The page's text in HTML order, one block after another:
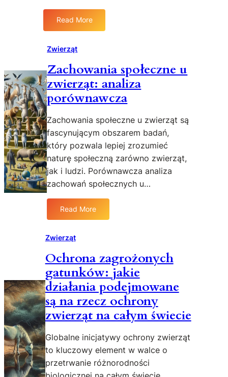
j
i
d
z
z
e
r
z
ę
t
m
w
z
ę
t
a
i
n
a
z
d
r
w
ł
o
w
i
e
k
Read More
c
r
o
n
a
a
t
u
n
k
ó
z
r
ż
o
y
c
h
ś
r
ó
d
Zwierząt
Zachowania społeczne u
zwierząt: analiza
porównawcza
Zachowania społeczne u zwierząt są
fascynującym obszarem badań,
który pozwala lepiej zrozumieć
naturę społeczną zarówno zwierząt,
jak i ludzi. Porównawcza analiza
zachowań społecznych u…
Read More
h
o
w
a
n
i
s
p
o
Zwierząt
Ochrona zagrożonych
gatunków: jakie
działania podejmowane
są na rzecz ochrony
zwierząt na całym świecie
Globalne inicjatywy ochrony zwierząt
to kluczowy element w walce o
przetrwanie różnorodności